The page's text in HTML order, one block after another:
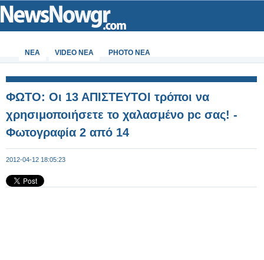
ΝΕΑ VIDEO NEA PHOTO NEA
ΦΩΤΟ: Οι 13 ΑΠΙΣΤΕΥΤΟΙ τρόποι να
χρησιμοποιήσετε το χαλασμένο pc σας! -
Φωτογραφία 2 από 14
2012-04-12 18:05:23